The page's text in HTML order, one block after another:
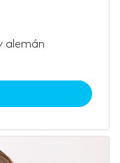
alemán